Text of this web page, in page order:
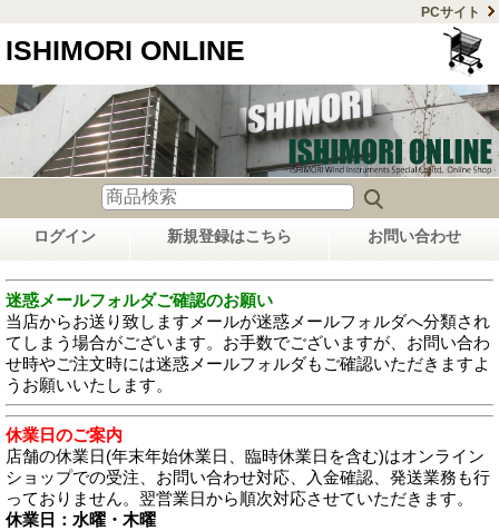
PCサイト
ISHIMORI ONLINE
ログイン 新規登録はこちら お問い合わせ
迷惑メールフォルダご確認のお願い
当店からお送り致しますメールが迷惑メールフォルダへ分類され
てしまう場合がございます。お手数でございますが、お問い合わ
せ時やご注文時には迷惑メールフォルダもご確認いただきますよ
うお願いいたします。
休業日のご案内
店舗の休業日(年末年始休業日、臨時休業日を含む)はオンライン
ショップでの受注、お問い合わせ対応、入金確認、発送業務も行
っておりません。翌営業日から順次対応させていただきます。
休業日：水曜・木曜